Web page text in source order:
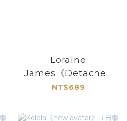
Loraine
James《Detached
From The Rest Of
（CD）
NT$689